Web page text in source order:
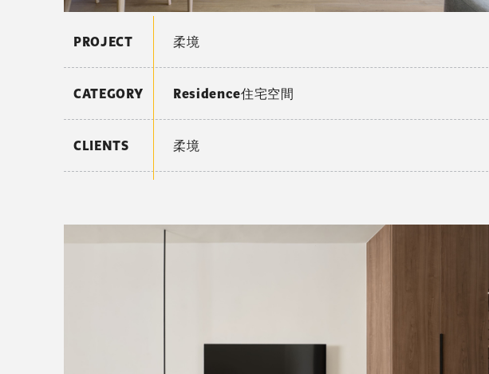
PROJECT 柔境
CATEGORY Residence住宅空間
CLIENTS 柔境